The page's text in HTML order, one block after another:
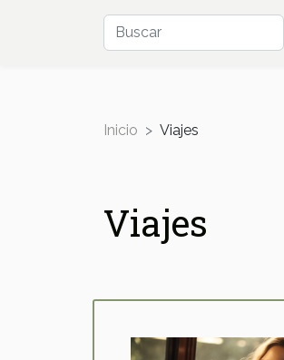
Inicio Viajes
Viajes